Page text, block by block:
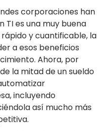
corporaciones han
TI es una muy buena
y cuantificable, la
a esos beneficios
Ahora, por
la mitad de un sueldo
incluyendo
así mucho más